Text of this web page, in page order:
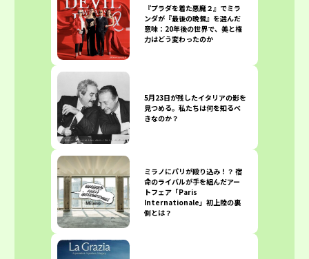
『プラダを着た悪魔２』でミラ
ンダが『最後の晩餐』を選んだ
意味：20年後の世界で、美と権
力はどう変わったのか
5月23日が残したイタリアの影を
見つめる。私たちは何を知るべ
きなのか？
ミラノにパリが殴り込み！？ 宿
命のライバルが手を組んだアー
トフェア「Paris
Internationale」初上陸の裏
側とは？